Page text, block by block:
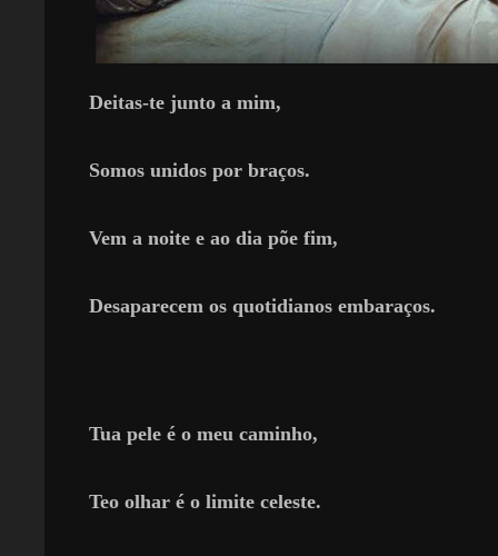
Deitas-te junto a mim,
Somos unidos por braços.
Vem a noite e ao dia põe fim,
Desaparecem os quotidianos embaraços.
Tua pele é o meu caminho,
Teo olhar é o limite celeste.